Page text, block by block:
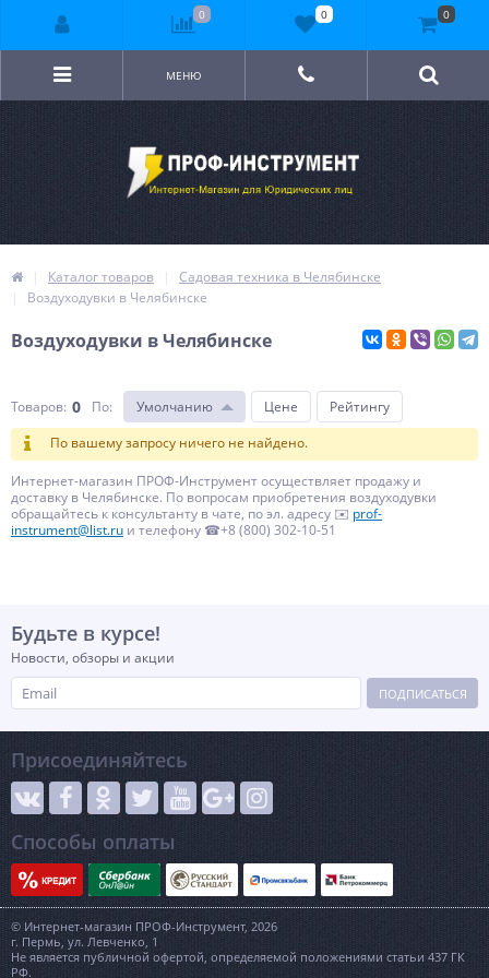
МЕНЮ
Каталог товаров
Садовая техника в Челябинске
Воздуходувки в Челябинске
Воздуходувки в Челябинске
Товаров: 0 По: Умолчанию Цене
Рейтингу
По вашему запросу ничего не найдено.
Интернет-магазин ПРОФ-Инструмент осуществляет продажу и
доставку в Челябинске. По вопросам приобретения воздуходувки
обращайтесь к консультанту в чате, по эл. адресу ✉️ prof-
instrument@list.ru и телефону ☎+8 (800) 302-10-51
Будьте в курсе!
Новости, обзоры и акции
ПОДПИСАТЬСЯ
Присоединяйтесь
Способы оплаты
© Интернет-магазин ПРОФ-Инструмент, 2026
г. Пермь, ул. Левченко, 1
Не является публичной офертой, определяемой положениями статьи 437 ГК
РФ.
0 0 0